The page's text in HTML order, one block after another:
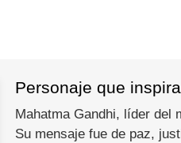
Personaje que
Mahatma Gandhi, líder del
Su mensaje fue de paz,